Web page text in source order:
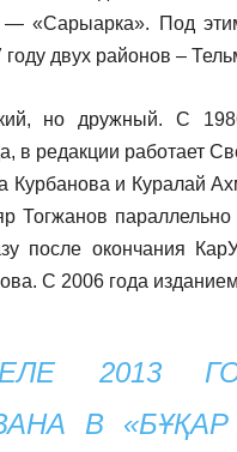
— «Сарыарка». Под
двух районов –
но дружный. С
в редакции работает
Курбанова и Куралай
Тогжанов
после окончания
С 2006 года
2013
В